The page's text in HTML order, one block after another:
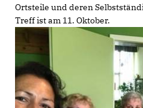
Ortsteile und deren
Treff ist am 11. Oktober.